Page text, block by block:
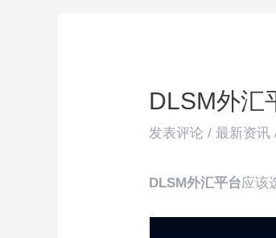
DLSM外汇
发表评论 /最新资讯
DLSM外汇平台应该